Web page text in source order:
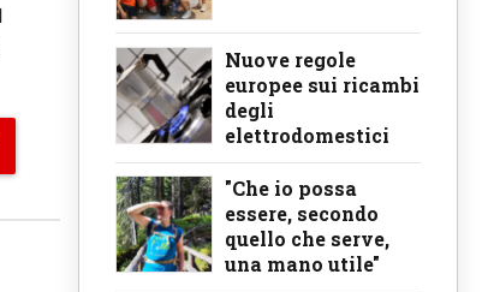
Nuove regole
europee sui ricambi
degli
elettrodomestici
"Che io possa
essere, secondo
quello che serve,
una mano utile"